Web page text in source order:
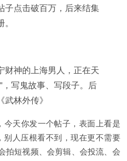
子点击破百万，后来结集
财神的上海男人，正在天
写鬼故事、写段子。后
林外传》
今天你发一个帖子，表面上看是
别人压根看不到，现在更不需要
拍短视频、会剪辑、会投流、会